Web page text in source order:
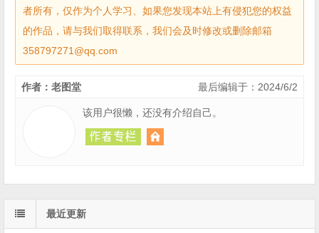
者所有，仅作为个人学习、如果您发现本站上有侵犯您的权益
的作品，请与我们取得联系，我们会及时修改或删除邮箱
358797271@qq.com
最后编辑于：2024/6/2
作者：老图堂
该用户很懒，还没有介绍自己。
最近更新